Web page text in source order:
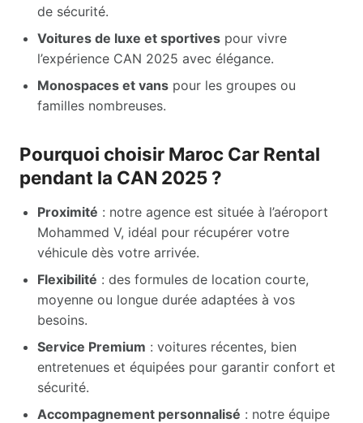
de sécurité.
Voitures de luxe et sportives pour vivre
l’expérience CAN 2025 avec élégance.
Monospaces et vans pour les groupes ou
familles nombreuses.
Pourquoi choisir Maroc Car Rental
pendant la CAN 2025 ?
Proximité : notre agence est située à l’aéroport
Mohammed V, idéal pour récupérer votre
véhicule dès votre arrivée.
Flexibilité : des formules de location courte,
moyenne ou longue durée adaptées à vos
besoins.
Service Premium : voitures récentes, bien
entretenues et équipées pour garantir confort et
sécurité.
Accompagnement personnalisé : notre équipe